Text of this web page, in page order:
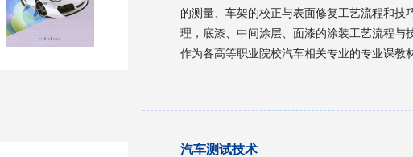
的测量、车架的校正与表面修复工艺流程和
理，底漆、中间涂层、面漆的涂装工艺流程
作为各高等职业院校汽车相关专业的专业课教
培训教材使用，还可供该行业的从业人员熟
汽车测试技术